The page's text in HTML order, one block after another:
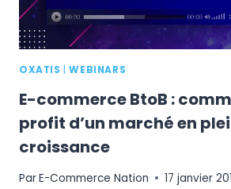
OXATIS |WEBINARS
E-commerce BtoB :
profit d’un marché en
croissance
ParE-Commerce Nation 17 janvier